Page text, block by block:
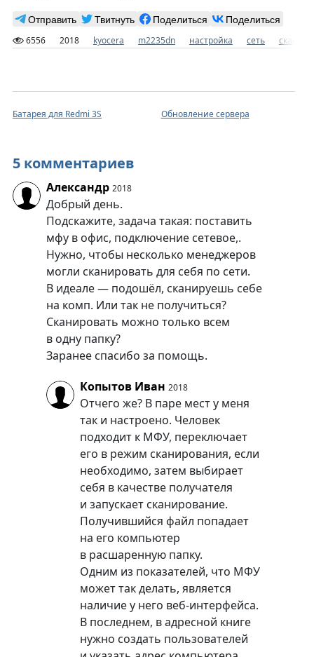
Отправить Твитнуть Поделиться Поделиться
6556 2018 kyocera m2235dn настройка сеть
Батарея для Redmi 3S Обновление сервера
5 комментариев
Александр 2018
Добрый день.
Подскажите, задача такая: поставить
мфу в офис, подключение сетевое,.
Нужно, чтобы несколько менеджеров
могли сканировать для себя по сети.
В идеале — подошёл, сканируешь себе
на комп. Или так не получиться?
Сканировать можно только всем
в одну папку?
Заранее спасибо за помощь.
Копытов Иван 2018
Отчего же? В паре мест у меня
так и настроено. Человек
подходит к МФУ, переключает
его в режим сканирования, если
необходимо, затем выбирает
себя в качестве получателя
и запускает сканирование.
Получившийся файл попадает
на его компьютер
в расшаренную папку.
Одним из показателей, что МФУ
может так делать, является
наличие у него веб-интерфейса.
В последнем, в адресной книге
нужно создать пользователей